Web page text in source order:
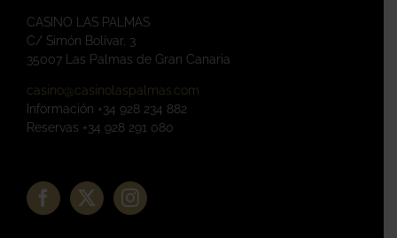
CASINO LAS PALMAS
C/ Simón Bolívar, 3
35007 Las Palmas de Gran Canaria
casino@casinolaspalmas.com
Información +34 928 234 882
Reservas +34 928 291 080